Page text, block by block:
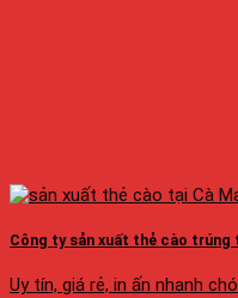
Công ty sản xuất thẻ cào trúng
Uy tín, giá rẻ, in ấn nhanh